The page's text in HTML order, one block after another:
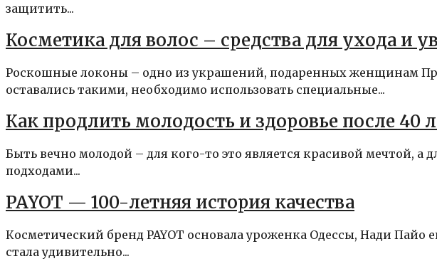
защитить...
Косметика для волос – средства для ухода и
Роскошные локоны – одно из украшений, подаренных женщинам
оставались такими, необходимо использовать специальные...
Как продлить молодость и здоровье после 40
Быть вечно молодой – для кого-то это является красивой мечтой,
подходами...
PAYOT — 100-летняя история качества
Косметический бренд PAYOT основала уроженка Одессы, Нади Пайо
стала удивительно...